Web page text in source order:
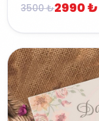
3500 ₺2990 ₺